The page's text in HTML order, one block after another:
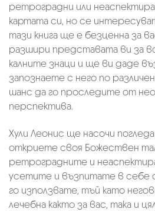
ретроградни или
картата си, но се
тази книга ще е безценна за
разшири представата ви за
калните знаци и ще ви даде
запоз­наете с него по
шанс да го проследите от
перспектива.
Хули Леонис ще насочи
откриете своя Божествен
ретроградните и
усетите и възпитате в себе
го използвате, тъй като
лечебна както за вас, така и